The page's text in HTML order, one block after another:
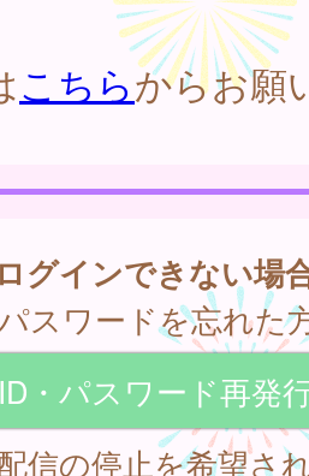
こちらからお願
ログインできない場
スワードを忘れた
ID・パスワード再発
信の停止を希望さ